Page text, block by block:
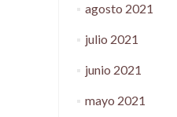
agosto 2021
julio 2021
junio 2021
mayo 2021